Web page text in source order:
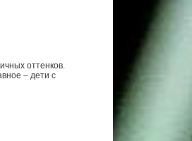
оттенков.
– дети с